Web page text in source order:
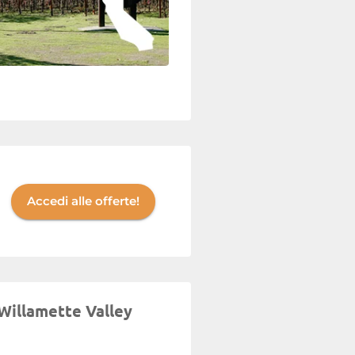
Accedi alle offerte!
Valley